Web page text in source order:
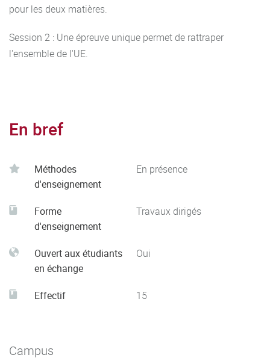
pour les deux matières.
Session 2 : Une épreuve unique permet de rattraper
l'ensemble de l'UE.
En bref
Méthodes
d'enseignement
En présence
Forme
d'enseignement
Travaux dirigés
Ouvert aux étudiants
en échange
Oui
Effectif 15
Campus